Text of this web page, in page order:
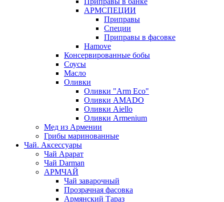
АРМСПЕЦИИ
Приправы
Специи
Приправы в фасовке
Hamove
Консервированные бобы
Соусы
Масло
Оливки
Оливки "Arm Eco"
Оливки AMADO
Оливки Aiello
Оливки Armenium
Мед из Армении
Грибы маринованные
Чай. Аксессуары
Чай Арарат
Чай Darman
АРМЧАЙ
Чай заварочный
Прозрачная фасовка
Армянский Тараз